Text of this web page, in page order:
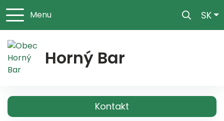
Menu SK
Horný Bar
Kontakt